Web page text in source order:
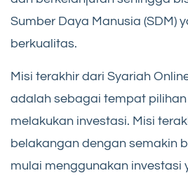
Sumber Daya Manusia (SDM)
berkualitas.
Misi terakhir dari Syariah
adalah sebagai tempat
melakukan investasi. Misi
belakangan dengan semakin
mulai menggunakan investasi